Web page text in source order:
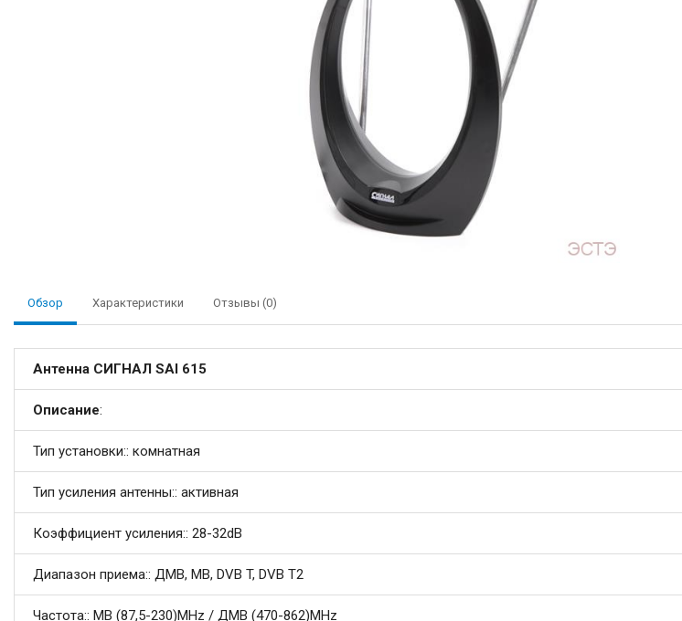
Обзор Характеристики Отзывы (0)
Антенна СИГНАЛ SAI 615
Описание:
Тип установки:: комнатная
Тип усиления антенны:: активная
Коэффициент усиления:: 28-32dB
Диапазон приема:: ДМВ, МВ, DVB T, DVB T2
Частота:: МВ (87,5-230)MHz / ДМВ (470-862)MHz